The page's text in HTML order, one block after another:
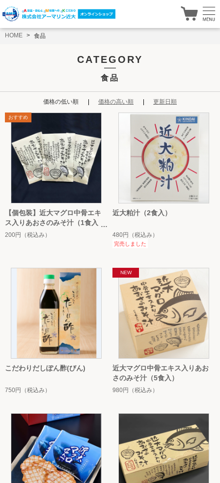
HOME 食品
CATEGORY
食品
価格の低い順 価格の高い順 更新日順
【個包装】近大マグロ中骨エキ
ス入りあおさのみそ汁（1食入）
200円 （税込み）
近大粕汁（2食入）
480円 （税込み）
完売しました
こだわりだしぽん酢(びん)
750円 （税込み）
近大マグロ中骨エキス入りあお
さのみそ汁（5食入）
980円 （税込み）